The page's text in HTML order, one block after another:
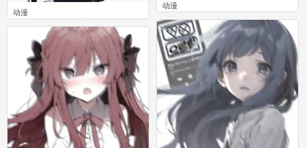
动漫
0
动漫
0